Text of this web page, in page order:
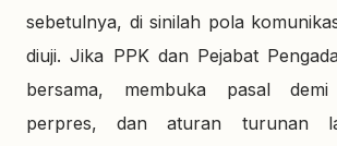
sebetulnya, di sinilah pola
diuji. Jika PPK dan Pejabat
bersama, membuka pasal
perpres, dan aturan turunan